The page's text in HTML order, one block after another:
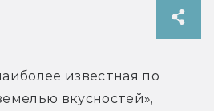
известная по
вкусностей»,